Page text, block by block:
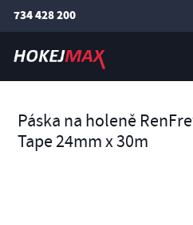
734 428 200
Páska na holeně
Tape 24mm x 30m